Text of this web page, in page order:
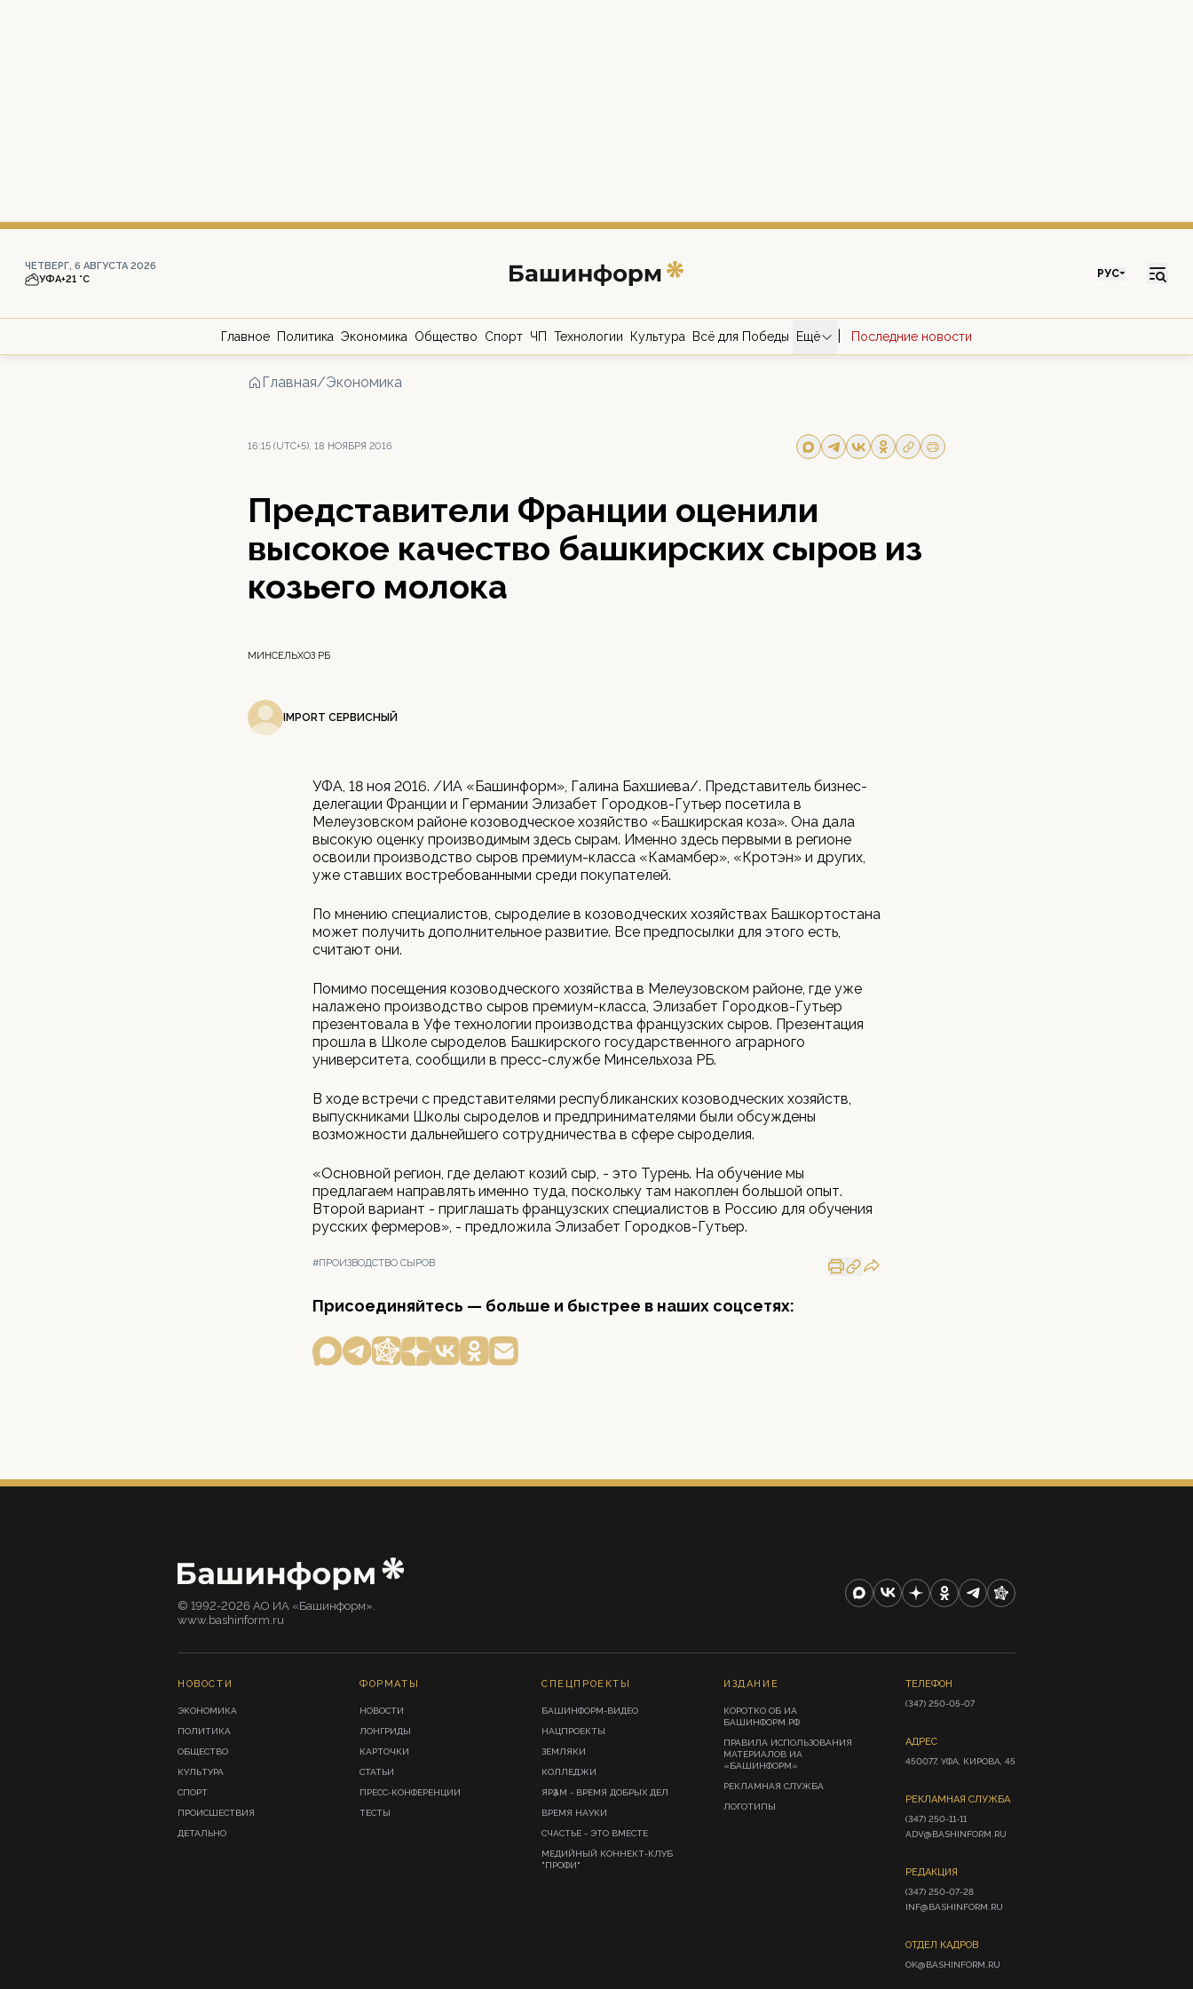
ЧЕТВЕРГ, 6 АВГУСТА 2026
УФА+21 °С РУС
Главное Политика Экономика Общество Спорт ЧП Технологии Культура Всё для Победы Ещё Последние новости
Главная/Экономика
16:15 (UTC+5), 18 НОЯБРЯ 2016
Представители Франции оценили
высокое качество башкирских сыров из
козьего молока
МИНСЕЛЬХОЗ РБ
IMPORT СЕРВИСНЫЙ
УФА, 18 ноя 2016. /ИА «Башинформ», Галина Бахшиева/. Представитель бизнес-
делегации Франции и Германии Элизабет Городков-Гутьер посетила в
Мелеузовском районе козоводческое хозяйство «Башкирская коза». Она дала
высокую оценку производимым здесь сырам. Именно здесь первыми в регионе
освоили производство сыров премиум-класса «Камамбер», «Кротэн» и других,
уже ставших востребованными среди покупателей.
По мнению специалистов, сыроделие в козоводческих хозяйствах Башкортостана
может получить дополнительное развитие. Все предпосылки для этого есть,
считают они.
Помимо посещения козоводческого хозяйства в Мелеузовском районе, где уже
налажено производство сыров премиум-класса, Элизабет Городков-Гутьер
презентовала в Уфе технологии производства французских сыров. Презентация
прошла в Школе сыроделов Башкирского государственного аграрного
университета, сообщили в пресс-службе Минсельхоза РБ.
В ходе встречи с представителями республиканских козоводческих хозяйств,
выпускниками Школы сыроделов и предпринимателями были обсуждены
возможности дальнейшего сотрудничества в сфере сыроделия.
«Основной регион, где делают козий сыр, - это Турень. На обучение мы
предлагаем направлять именно туда, поскольку там накоплен большой опыт.
Второй вариант - приглашать французских специалистов в Россию для обучения
русских фермеров», - предложила Элизабет Городков-Гутьер.
#ПРОИЗВОДСТВО СЫРОВ
Присоединяйтесь — больше и быстрее в наших соцсетях:
© 1992-2026 АО ИА «Башинформ».
www.bashinform.ru
НОВОСТИ
ЭКОНОМИКА
ПОЛИТИКА
ОБЩЕСТВО
КУЛЬТУРА
СПОРТ
ПРОИСШЕСТВИЯ
ДЕТАЛЬНО
ФОРМАТЫ
НОВОСТИ
ЛОНГРИДЫ
КАРТОЧКИ
СТАТЬИ
ПРЕСС-КОНФЕРЕНЦИИ
ТЕСТЫ
СПЕЦПРОЕКТЫ
БАШИНФОРМ-ВИДЕО
НАЦПРОЕКТЫ
ЗЕМЛЯКИ
КОЛЛЕДЖИ
ЯРҘАМ - ВРЕМЯ ДОБРЫХ ДЕЛ
ВРЕМЯ НАУКИ
СЧАСТЬЕ - ЭТО ВМЕСТЕ
МЕДИЙНЫЙ КОННЕКТ-КЛУБ
"ПРОФИ"
ИЗДАНИЕ
КОРОТКО ОБ ИА
БАШИНФОРМ.РФ
ПРАВИЛА ИСПОЛЬЗОВАНИЯ
МАТЕРИАЛОВ ИА
«БАШИНФОРМ»
РЕКЛАМНАЯ СЛУЖБА
ЛОГОТИПЫ
ТЕЛЕФОН
(347) 250-05-07
АДРЕС
450077, УФА, КИРОВА, 45
РЕКЛАМНАЯ СЛУЖБА
(347) 250-11-11
ADV@BASHINFORM.RU
РЕДАКЦИЯ
(347) 250-07-28
INF@BASHINFORM.RU
ОТДЕЛ КАДРОВ
OK@BASHINFORM.RU